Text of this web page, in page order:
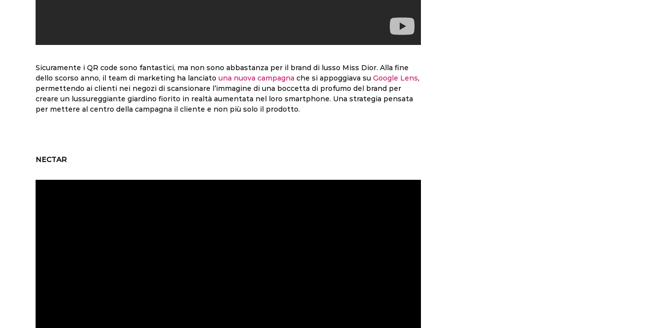
Sicuramente i QR code sono fantastici, ma non sono abbastanza per il brand di lusso Miss Dior. Alla fine
dello scorso anno, il team di marketing ha lanciato una nuova campagna che si appoggiava su Google Lens,
permettendo ai clienti nei negozi di scansionare l’immagine di una boccetta di profumo del brand per
creare un lussureggiante giardino fiorito in realtà aumentata nel loro smartphone. Una strategia pensata
per mettere al centro della campagna il cliente e non più solo il prodotto.
NECTAR